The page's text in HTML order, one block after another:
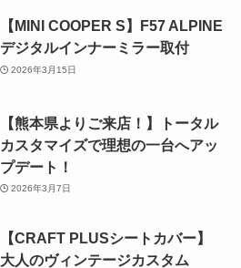
【MINI COOPER S】F57 ALPINE
デジタルインナーミラー取付
2026年3月15日
【熊本県よりご来店！】トータル
カスタマイズで理想の一台へアッ
プデート！
2026年3月7日
【CRAFT PLUSシートカバー】
大人のヴィンテージカスタム